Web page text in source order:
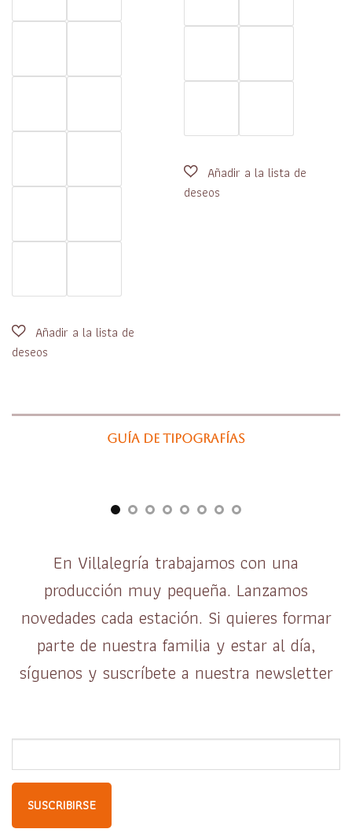
Guía de tipografías
En Villalegría trabajamos con una
producción muy pequeña. Lanzamos
novedades cada estación. Si quieres formar
parte de nuestra familia y estar al día,
síguenos y suscríbete a nuestra newsletter